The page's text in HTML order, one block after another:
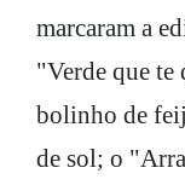
marcaram a
"Verde que
bolinho de
de sol; o